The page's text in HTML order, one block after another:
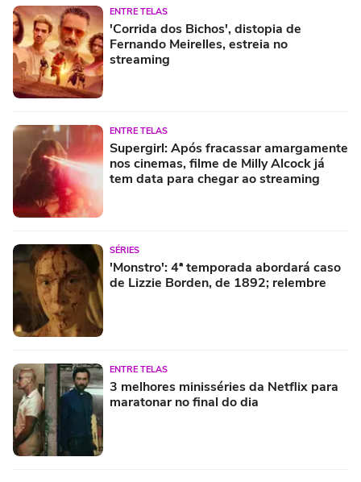
ENTRE TELAS
'Corrida dos Bichos', distopia de
Fernando Meirelles, estreia no
streaming
ENTRE TELAS
Supergirl: Após fracassar amargamente
nos cinemas, filme de Milly Alcock já
tem data para chegar ao streaming
SÉRIES
'Monstro': 4ª temporada abordará caso
de Lizzie Borden, de 1892; relembre
ENTRE TELAS
3 melhores minisséries da Netflix para
maratonar no final do dia